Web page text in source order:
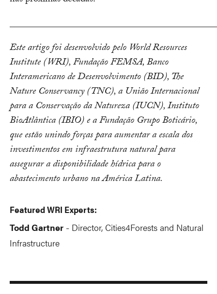
Este artigo foi desenvolvido pelo World Resources
Institute (WRI), Fundação FEMSA, Banco
Interamericano de Desenvolvimento (BID), The
Nature Conservancy (TNC), a União Internacional
para a Conservação da Natureza (IUCN), Instituto
BioAtlântica (IBIO) e a Fundação Grupo Boticário,
que estão unindo forças para aumentar a escala dos
investimentos em infraestrutura natural para
assegurar a disponibilidade hídrica para o
abastecimento urbano na América Latina.
Featured WRI Experts:
Todd Gartner - Director, Cities4Forests and Natural
Infrastructure